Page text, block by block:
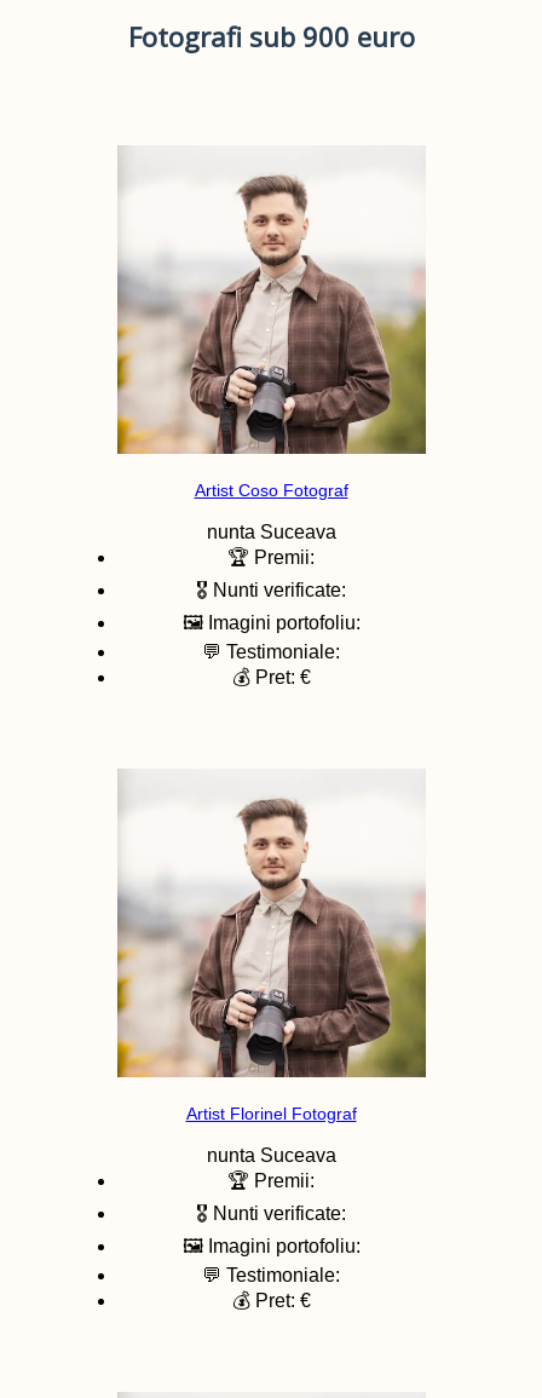
Fotografi sub 900 euro
Artist Coso Fotograf
nunta Suceava
🏆 Premii:
🎖️ Nunti verificate:
🖼️ Imagini portofoliu:
💬 Testimoniale:
💰 Pret: €
Artist Florinel Fotograf
nunta Suceava
🏆 Premii:
🎖️ Nunti verificate:
🖼️ Imagini portofoliu:
💬 Testimoniale:
💰 Pret: €